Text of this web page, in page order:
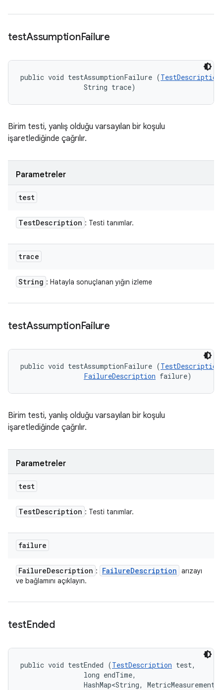
testAssumptionFailure
public void testAssumptionFailure (TestDescription
                String trace)
Birim testi, yanlış olduğu varsayılan bir koşulu
işaretlediğinde çağrılır.
Parametreler
test
TestDescription : Testi tanımlar.
trace
String : Hatayla sonuçlanan yığın izleme
testAssumptionFailure
public void testAssumptionFailure (TestDescription
FailureDescription failure)
Birim testi, yanlış olduğu varsayılan bir koşulu
işaretlediğinde çağrılır.
Parametreler
test
TestDescription : Testi tanımlar.
failure
FailureDescription : FailureDescription arızayı
ve bağlamını açıklayın.
testEnded
public void testEnded (TestDescription test,
                long endTime,
HashMap<String,